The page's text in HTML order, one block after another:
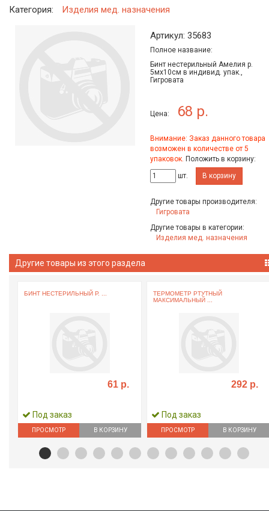
Категория: Изделия мед. назначения
Артикул: 35683
Полное название:
Бинт нестерильный Амелия р.
5мх10см в индивид. упак.,
Гигровата
Цена: 68 р.
Внимание: Заказ данного товара
возможен в количестве от 5
упаковок. Положить в корзину:
шт.
В корзину
Другие товары производителя:
Гигровата
Другие товары в категории:
Изделия мед. назначения
Другие товары из этого раздела
БИНТ НЕСТЕРИЛЬНЫЙ Р. ...
61 р.
Под заказ
ПРОСМОТР В КОРЗИНУ
ТЕРМОМЕТР РТУТНЫЙ
МАКСИМАЛЬНЫЙ ...
292 р.
Под заказ
ПРОСМОТР В КОРЗИНУ